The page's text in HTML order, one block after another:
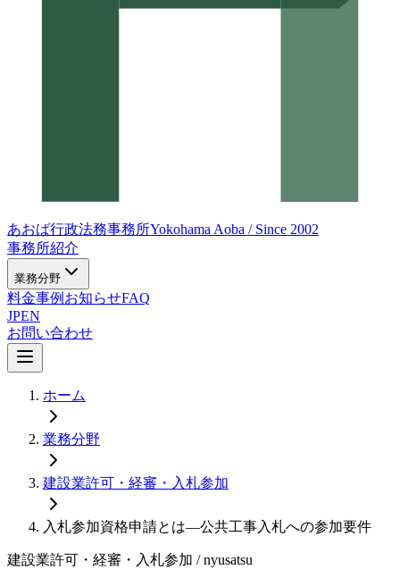
あおば行政法務事務所Yokohama Aoba / Since 2002
事務所紹介
業務分野
料金事例 お知らせFAQ
JPEN
お問い合わせ
ホーム
業務分野
建設業許可・経審・入札参加
入札参加資格申請とは—公共工事入札への参加要件
建設業許可・経審・入札参加 / nyusatsu